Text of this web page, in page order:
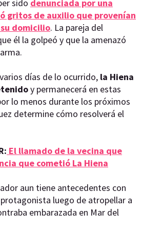
sido denunciada por una
gritos de auxilio que provenían
domicilio. La pareja del
él la golpeó y que la amenazó
días de lo ocurrido, la Hiena
y permanecerá en estas
lo menos durante los próximos
determine cómo resolverá el
El llamado de la vecina que
que cometió La Hiena
aun tiene antecedentes con
luego de atropellar a
embarazada en Mar del